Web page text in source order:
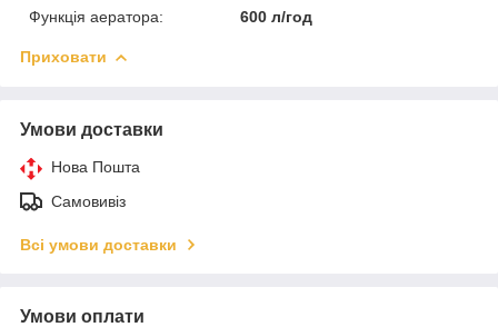
Функція аератора: 600 л/год
Приховати
Умови доставки
Нова Пошта
Самовивіз
Всі умови доставки
Умови оплати